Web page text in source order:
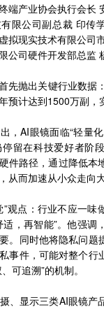
端产业协会执行会长
限公司副总裁 印传
拟现实技术有限公司
公司硬件开发部总监
先抛出关键行业数据
预计达到1500万副，
，AI眼镜面临“轻量
留在科技爱好者阶
件路径，通过降低本
从而加速从小众走向大
”观点：行业不应一味
，再智能”。他强调
。同时他将隐私问题
事件，可能对整个行
可追溯”的机制。
、显示三类AI眼镜产